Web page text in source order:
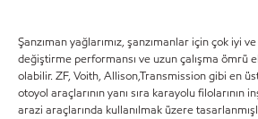
Şanzıman yağlarımız, şanzımanlar için çok iyi
değiştirme performansı ve uzun çalışma ömrü
olabilir. ZF, Voith, Allison,Transmission gibi en
otoyol araçlarının yanı sıra karayolu filolarının
arazi araçlarında kullanılmak üzere